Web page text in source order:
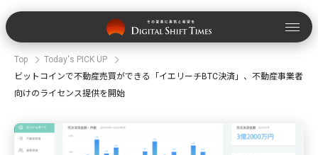
Top
Today's PICK UP
ビットコインで不動産売買ができる「イエリーチBTC決済」、不動産事業者
向けのライセンス提供を開始